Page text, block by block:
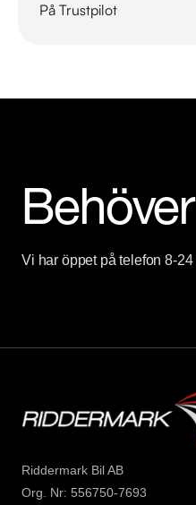
På Trustpilot
Vi har öppet på telefon 8-
Riddermark Bil AB
Org. Nr: 556750-7693